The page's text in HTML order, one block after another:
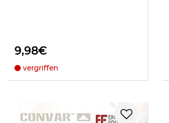
9,98€
vergriffen